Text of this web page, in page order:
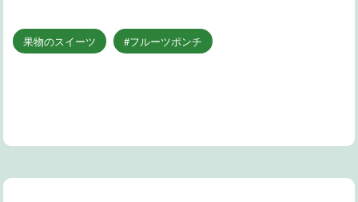
果物のスイーツ フルーツポンチ